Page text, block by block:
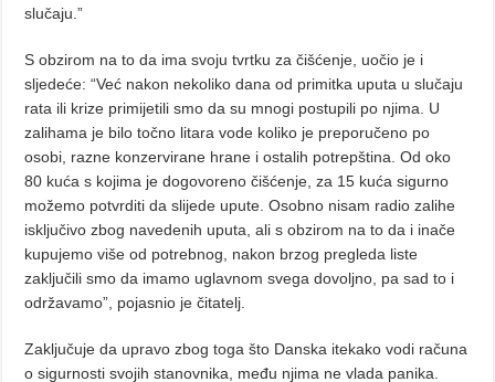
slučaju.”
S obzirom na to da ima svoju tvrtku za čišćenje, uočio je i
sljedeće: “Već nakon nekoliko dana od primitka uputa u slučaju
rata ili krize primijetili smo da su mnogi postupili po njima. U
zalihama je bilo točno litara vode koliko je preporučeno po
osobi, razne konzervirane hrane i ostalih potrepština. Od oko
80 kuća s kojima je dogovoreno čišćenje, za 15 kuća sigurno
možemo potvrditi da slijede upute. Osobno nisam radio zalihe
isključivo zbog navedenih uputa, ali s obzirom na to da i inače
kupujemo više od potrebnog, nakon brzog pregleda liste
zaključili smo da imamo uglavnom svega dovoljno, pa sad to i
održavamo”, pojasnio je čitatelj.
Zaključuje da upravo zbog toga što Danska itekako vodi računa
o sigurnosti svojih stanovnika, među njima ne vlada panika.